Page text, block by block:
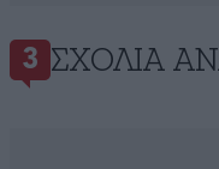
3 ΣΧΌΛΙΑ